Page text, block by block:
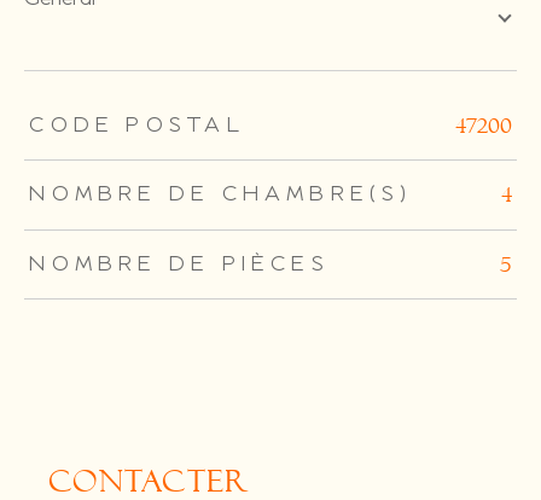
TRAD_ZEPHYR_Caracteristique TRAD_ZEPHYR_Valeurs
CODE POSTAL 47200
NOMBRE DE CHAMBRE(S) 4
NOMBRE DE PIÈCES 5
CONTACTER